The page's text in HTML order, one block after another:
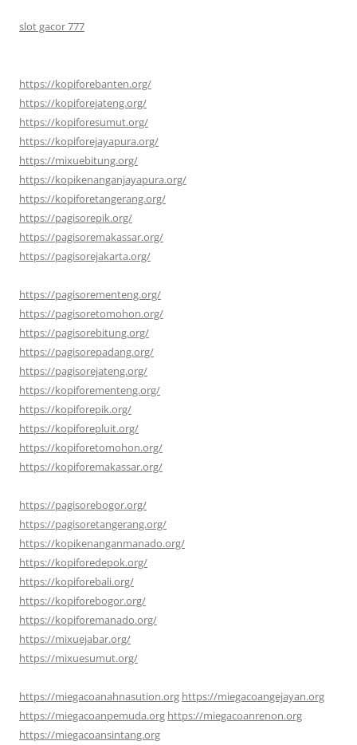
slot gacor 777
https://kopiforebanten.org/
https://kopiforejateng.org/
https://kopiforesumut.org/
https://kopiforejayapura.org/
https://mixuebitung.org/
https://kopikenanganjayapura.org/
https://kopiforetangerang.org/
https://pagisorepik.org/
https://pagisoremakassar.org/
https://pagisorejakarta.org/
https://pagisorementeng.org/
https://pagisoretomohon.org/
https://pagisorebitung.org/
https://pagisorepadang.org/
https://pagisorejateng.org/
https://kopiforementeng.org/
https://kopiforepik.org/
https://kopiforepluit.org/
https://kopiforetomohon.org/
https://kopiforemakassar.org/
https://pagisorebogor.org/
https://pagisoretangerang.org/
https://kopikenanganmanado.org/
https://kopiforedepok.org/
https://kopiforebali.org/
https://kopiforebogor.org/
https://kopiforemanado.org/
https://mixuejabar.org/
https://mixuesumut.org/
https://miegacoanahnasution.org https://miegacoangejayan.org
https://miegacoanpemuda.org https://miegacoanrenon.org
https://miegacoansintang.org